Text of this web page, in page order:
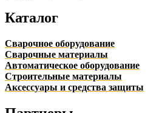
Каталог
Сварочное оборудование
Сварочные материалы
Автоматическое оборудование
Строительные материалы
Аксессуары и средства защиты